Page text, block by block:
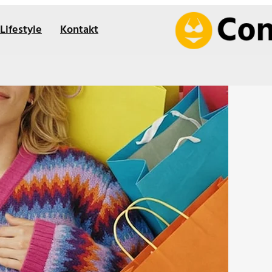
Lifestyle Kontakt